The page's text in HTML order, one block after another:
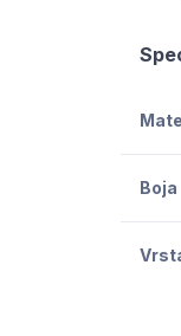
Boja